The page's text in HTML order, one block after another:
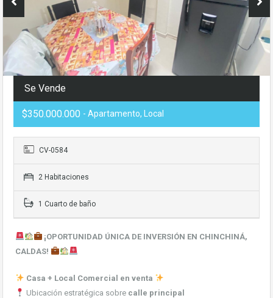
Se Vende
$350.000.000 - Apartamento, Local
CV-0584
2 Habitaciones
1 Cuarto de baño
¡OPORTUNIDAD ÚNICA DE INVERSIÓN EN CHINCHINÁ,
CALDAS!
Casa + Local Comercial en venta
Ubicación estratégica sobre calle principal